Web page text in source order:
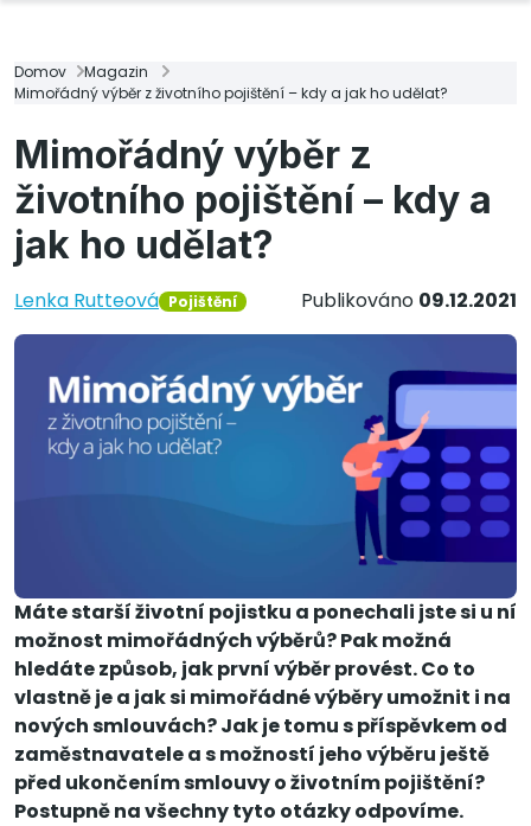
Domov
Magazin
Mimořádný výběr z životního pojištění – kdy a jak ho udělat?
Mimořádný výběr z
životního pojištění – kdy a
jak ho udělat?
Lenka Rutteová Pojištění Publikováno 09.12.2021
Máte starší životní pojistku a ponechali jste si u ní
možnost mimořádných výběrů? Pak možná
hledáte způsob, jak první výběr provést. Co to
vlastně je a jak si mimořádné výběry umožnit i na
nových smlouvách? Jak je tomu s příspěvkem od
zaměstnavatele a s možností jeho výběru ještě
před ukončením smlouvy o životním pojištění?
Postupně na všechny tyto otázky odpovíme.